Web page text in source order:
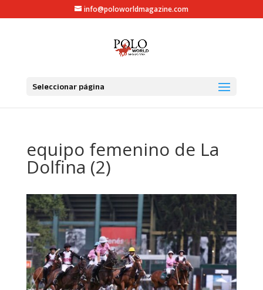
info@poloworldmagazine.com
Seleccionar página
equipo femenino de La
Dolfina (2)